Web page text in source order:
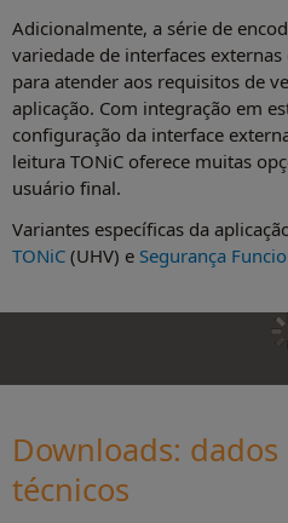
Adicionalmente, a série de
variedade de interfaces
para atender aos requisitos de
aplicação. Com integração em
configuração da interface
leitura TONiC oferece muitas
usuário final.
Variantes específicas da
TONiC (UHV) e Segurança
Downloads:
técnicos